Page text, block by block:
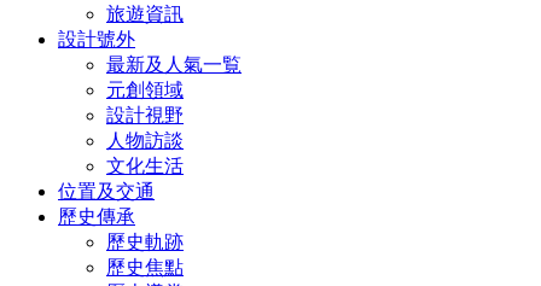
旅遊資訊
設計號外
最新及人氣一覧
元創領域
設計視野
人物訪談
文化生活
位置及交通
歷史傳承
歷史軌跡
歷史焦點